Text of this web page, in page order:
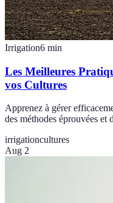
Irrigation6 min
Les Meilleures
vos Cultures
Apprenez à gérer
des méthodes éprouvées et
irrigationcultures
Aug 2